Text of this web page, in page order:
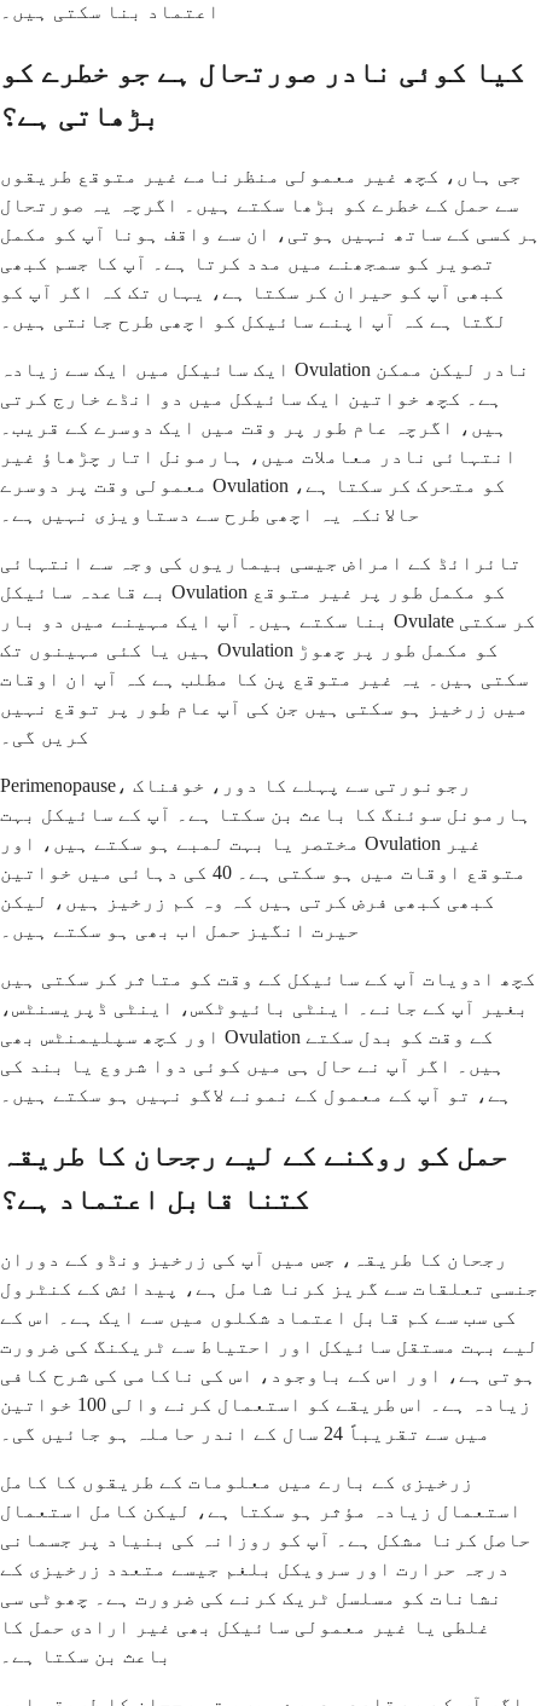
اعتماد بنا سکتی ہیں۔
کیا کوئی نادر صورتحال ہے جو خطرے کو
بڑھاتی ہے؟
جی ہاں، کچھ غیر معمولی منظرنامے غیر متوقع طریقوں
سے حمل کے خطرے کو بڑھا سکتے ہیں۔ اگرچہ یہ صورتحال
ہر کسی کے ساتھ نہیں ہوتی، ان سے واقف ہونا آپ کو مکمل
تصویر کو سمجھنے میں مدد کرتا ہے۔ آپ کا جسم کبھی
کبھی آپ کو حیران کر سکتا ہے، یہاں تک کہ اگر آپ کو
لگتا ہے کہ آپ اپنے سائیکل کو اچھی طرح جانتی ہیں۔
ایک سائیکل میں ایک سے زیادہ Ovulation نادر لیکن ممکن
ہے۔ کچھ خواتین ایک سائیکل میں دو انڈے خارج کرتی
ہیں، اگرچہ عام طور پر وقت میں ایک دوسرے کے قریب۔
انتہائی نادر معاملات میں، ہارمونل اتار چڑھاؤ غیر
معمولی وقت پر دوسرے Ovulation کو متحرک کر سکتا ہے،
حالانکہ یہ اچھی طرح سے دستاویزی نہیں ہے۔
تائرائڈ کے امراض جیسی بیماریوں کی وجہ سے انتہائی
بے قاعدہ سائیکل Ovulation کو مکمل طور پر غیر متوقع
بنا سکتے ہیں۔ آپ ایک مہینے میں دو بار Ovulate کر سکتی
ہیں یا کئی مہینوں تک Ovulation کو مکمل طور پر چھوڑ
سکتی ہیں۔ یہ غیر متوقع پن کا مطلب ہے کہ آپ ان اوقات
میں زرخیز ہو سکتی ہیں جن کی آپ عام طور پر توقع نہیں
کریں گی۔
Perimenopause، رجونورتی سے پہلے کا دور، خوفناک
ہارمونل سوئنگ کا باعث بن سکتا ہے۔ آپ کے سائیکل بہت
مختصر یا بہت لمبے ہو سکتے ہیں، اور Ovulation غیر
متوقع اوقات میں ہو سکتی ہے۔ 40 کی دہائی میں خواتین
کبھی کبھی فرض کرتی ہیں کہ وہ کم زرخیز ہیں، لیکن
حیرت انگیز حمل اب بھی ہو سکتے ہیں۔
کچھ ادویات آپ کے سائیکل کے وقت کو متاثر کر سکتی ہیں
بغیر آپ کے جانے۔ اینٹی بائیوٹکس، اینٹی ڈپریسنٹس،
اور کچھ سپلیمنٹس بھی Ovulation کے وقت کو بدل سکتے
ہیں۔ اگر آپ نے حال ہی میں کوئی دوا شروع یا بند کی
ہے، تو آپ کے معمول کے نمونے لاگو نہیں ہو سکتے ہیں۔
حمل کو روکنے کے لیے رجحان کا طریقہ
کتنا قابل اعتماد ہے؟
رجحان کا طریقہ، جس میں آپ کی زرخیز ونڈو کے دوران
جنسی تعلقات سے گریز کرنا شامل ہے، پیدائش کے کنٹرول
کی سب سے کم قابل اعتماد شکلوں میں سے ایک ہے۔ اس کے
لیے بہت مستقل سائیکل اور احتیاط سے ٹریکنگ کی ضرورت
ہوتی ہے، اور اس کے باوجود، اس کی ناکامی کی شرح کافی
زیادہ ہے۔ اس طریقے کو استعمال کرنے والی 100 خواتین
میں سے تقریباً 24 سال کے اندر حاملہ ہو جائیں گی۔
زرخیزی کے بارے میں معلومات کے طریقوں کا کامل
استعمال زیادہ مؤثر ہو سکتا ہے، لیکن کامل استعمال
حاصل کرنا مشکل ہے۔ آپ کو روزانہ کی بنیاد پر جسمانی
درجہ حرارت اور سرویکل بلغم جیسے متعدد زرخیزی کے
نشانات کو مسلسل ٹریک کرنے کی ضرورت ہے۔ چھوٹی سی
غلطی یا غیر معمولی سائیکل بھی غیر ارادی حمل کا
باعث بن سکتا ہے۔